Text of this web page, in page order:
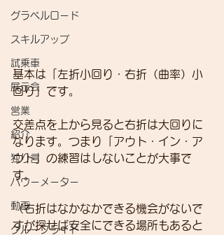
グラベルロード
スキルアップ
試乗車
展示会
営業
紹介
独り言
パワーメーター
動画
グループライド
基本は「左折小回り・右折（曲率）小
回り」です。
交差点を上から見ると右折は大回りに
なります。つまり「アウト・イン・ア
ウト」の練習はしないことが大事で
す。
（右折はなかなかできる機会がないで
すが探せば安全にできる場所もあると